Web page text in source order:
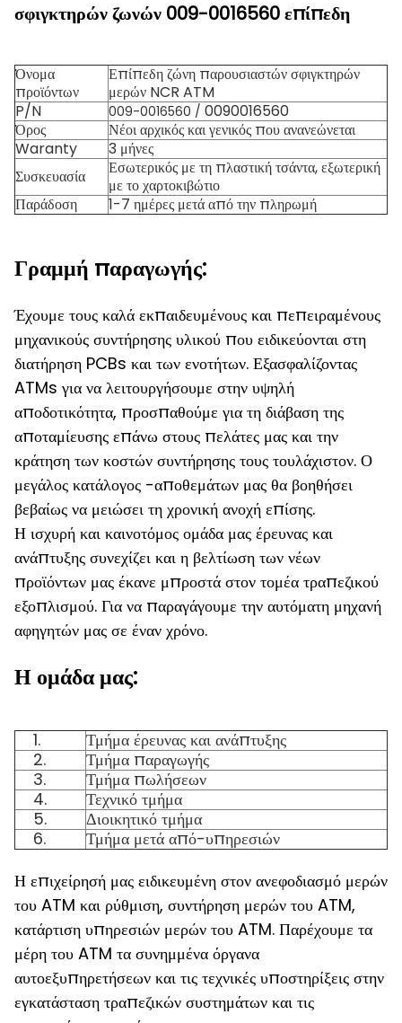
σφιγκτηρών ζωνών 009-0016560 επίπεδη
Όνομα
προϊόντων
Επίπεδη ζώνη παρουσιαστών σφιγκτηρών
μερών NCR ATM
P/N
009-0016560 / 0090016560
Όρος
Νέοι αρχικός και γενικός που ανανεώνεται
Waranty
3 μήνες
Συσκευασία
Εσωτερικός με τη πλαστική τσάντα, εξωτερική
με το χαρτοκιβώτιο
Παράδοση
1-7 ημέρες μετά από την πληρωμή
Γραμμή παραγωγής:
Έχουμε τους καλά εκπαιδευμένους και πεπειραμένους
μηχανικούς συντήρησης υλικού που ειδικεύονται στη
διατήρηση PCBs και των ενοτήτων. Εξασφαλίζοντας
ATMs για να λειτουργήσουμε στην υψηλή
αποδοτικότητα, προσπαθούμε για τη διάβαση της
αποταμίευσης επάνω στους πελάτες μας και την
κράτηση των κοστών συντήρησης τους τουλάχιστον. Ο
μεγάλος κατάλογος -αποθεμάτων μας θα βοηθήσει
βεβαίως να μειώσει τη χρονική ανοχή επίσης.
Η ισχυρή και καινοτόμος ομάδα μας έρευνας και
ανάπτυξης συνεχίζει και η βελτίωση των νέων
προϊόντων μας έκανε μπροστά στον τομέα τραπεζικού
εξοπλισμού. Για να παραγάγουμε την αυτόματη μηχανή
αφηγητών μας σε έναν χρόνο.
Η ομάδα μας:
1.
Τμήμα έρευνας και ανάπτυξης
2.
Τμήμα παραγωγής
3.
Τμήμα πωλήσεων
4.
Τεχνικό τμήμα
5.
Διοικητικό τμήμα
6.
Τμήμα μετά από-υπηρεσιών
Η επιχείρησή μας ειδικευμένη στον ανεφοδιασμό μερών
του ATM και ρύθμιση, συντήρηση μερών του ATM,
κατάρτιση υπηρεσιών μερών του ATM. Παρέχουμε τα
μέρη του ATM τα συνημμένα όργανα
αυτοεξυπηρετήσεων και τις τεχνικές υποστηρίξεις στην
εγκατάσταση τραπεζικών συστημάτων και τις